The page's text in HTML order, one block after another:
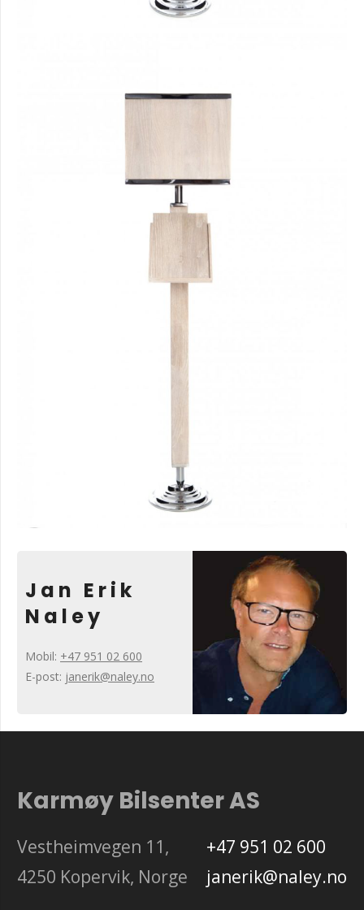
Jan Erik
Naley
Mobil: +47 951 02 600
E-post: janerik@naley.no
Karmøy Bilsenter AS
Vestheimvegen 11,
4250 Kopervik, Norge
+47 951 02 600
janerik@naley.no